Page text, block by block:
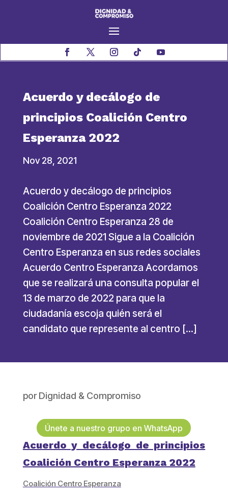
Acuerdo y decálogo de
principios Coalición Centro
Esperanza 2022
Nov 28, 2021
Acuerdo y decálogo de principios
Coalición Centro Esperanza 2022
Coalición Centro Esperanza 28 de
noviembre de 2021 Sigue a la Coalición
Centro Esperanza en sus redes sociales
Acuerdo Centro Esperanza Acordamos
que se realizará una consulta popular el
13 de marzo de 2022 para que la
ciudadanía escoja quién será el
candidato que represente al centro […]
porDignidad & Compromiso
Únete a nuestro grupo en WhatsApp
Acuerdo y decálogo de principios
Coalición Centro Esperanza 2022
Coalición Centro Esperanza